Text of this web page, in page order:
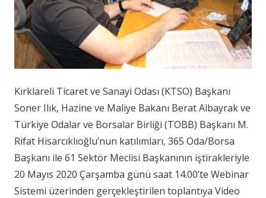
Kırklareli Ticaret ve Sanayi Odası (KTSO) Başkanı
Soner Ilık, Hazine ve Maliye Bakanı Berat Albayrak ve
Türkiye Odalar ve Borsalar Birliği (TOBB) Başkanı M.
Rifat Hisarcıklıoğlu’nun katılımları, 365 Oda/Borsa
Başkanı ile 61 Sektör Meclisi Başkanının iştirakleriyle
20 Mayıs 2020 Çarşamba günü saat 14.00’te Webinar
Sistemi üzerinden gerçekleştirilen toplantıya Video